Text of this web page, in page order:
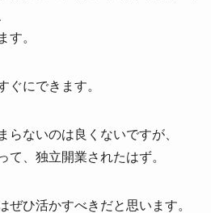
す。
ぐにできます。
ないのは良くないですが、
、独立開業されたはず。
ひ活かすべきだと思います。